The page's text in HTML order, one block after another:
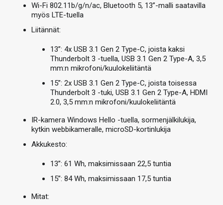
Wi-Fi 802.11b/g/n/ac, Bluetooth 5, 13”-malli saatavilla
myös LTE-tuella
Liitännät:
13”: 4x USB 3.1 Gen 2 Type-C, joista kaksi
Thunderbolt 3 -tuella, USB 3.1 Gen 2 Type-A, 3,5
mm:n mikrofoni/kuulokeliitäntä
15”: 2x USB 3.1 Gen 2 Type-C, joista toisessa
Thunderbolt 3 -tuki, USB 3.1 Gen 2 Type-A, HDMI
2.0, 3,5 mm:n mikrofoni/kuulokeliitäntä
IR-kamera Windows Hello -tuella, sormenjälkilukija,
kytkin webbikameralle, microSD-kortinlukija
Akkukesto:
13”: 61 Wh, maksimissaan 22,5 tuntia
15”: 84 Wh, maksimissaan 17,5 tuntia
Mitat: